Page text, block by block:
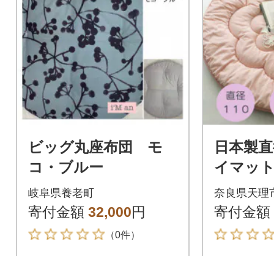
ビッグ丸座布団 モ
コ・ブルー
岐阜県養老町
寄付金額 32,000円
（0件）
日本製
イマッ
ット花
ガーゼ
奈良県天理
寄付金額